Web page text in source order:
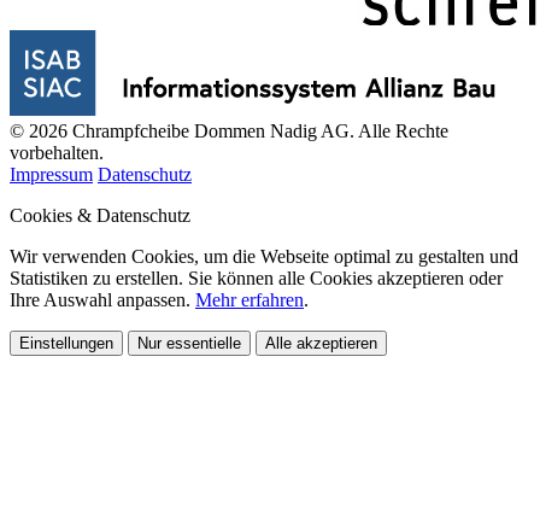
© 2026 Chrampfcheibe Dommen Nadig AG. Alle Rechte
vorbehalten.
Impressum Datenschutz
Cookies & Datenschutz
Wir verwenden Cookies, um die Webseite optimal zu gestalten und
Statistiken zu erstellen. Sie können alle Cookies akzeptieren oder
Ihre Auswahl anpassen. Mehr erfahren.
Einstellungen Nur essentielle Alle akzeptieren